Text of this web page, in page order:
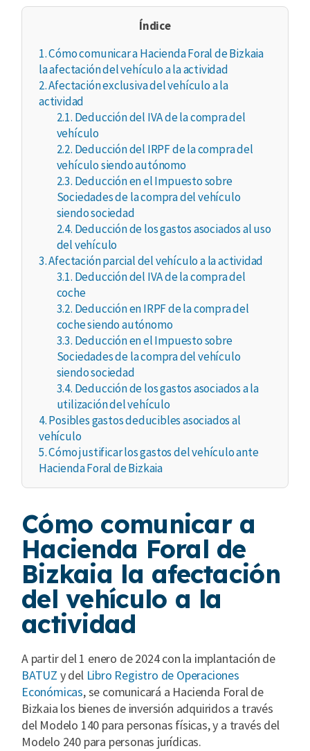
Índice
1.Cómo comunicar a Hacienda Foral de Bizkaia
la afectación del vehículo a la actividad
2.Afectación exclusiva del vehículo a la
actividad
2.1. Deducción del IVA de la compra del
vehículo
2.2. Deducción del IRPF de la compra del
vehículo siendo autónomo
2.3. Deducción en el Impuesto sobre
Sociedades de la compra del vehículo
siendo sociedad
2.4. Deducción de los gastos asociados al uso
del vehículo
3.Afectación parcial del vehículo a la actividad
3.1. Deducción del IVA de la compra del
coche
3.2. Deducción en IRPF de la compra del
coche siendo autónomo
3.3. Deducción en el Impuesto sobre
Sociedades de la compra del vehículo
siendo sociedad
3.4. Deducción de los gastos asociados a la
utilización del vehículo
4.Posibles gastos deducibles asociados al
vehículo
5.Cómo justificar los gastos del vehículo ante
Hacienda Foral de Bizkaia
Cómo comunicar a
Hacienda Foral de
Bizkaia la afectación
del vehículo a la
actividad
A partir del 1 enero de 2024 con la implantación de
BATUZ y del Libro Registro de Operaciones
Económicas, se comunicará a Hacienda Foral de
Bizkaia los bienes de inversión adquiridos a través
del Modelo 140 para personas físicas, y a través del
Modelo 240 para personas jurídicas.